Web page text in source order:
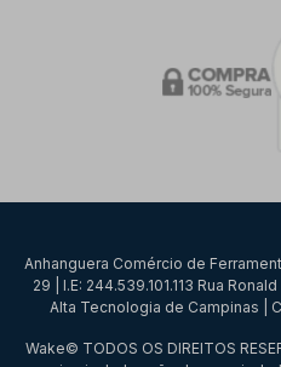
Anhanguera Comércio de
29 | I.E: 244.539.101.113 Rua
Alta Tecnologia de Campinas |
Wake© TODOS OS DIREITOS